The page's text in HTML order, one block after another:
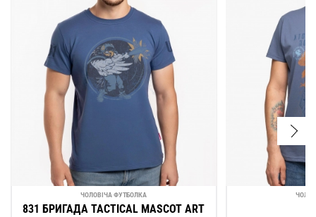
ЧОЛОВІЧА ФУТБОЛКА
831 БРИГАДА TACTICAL MASCOT ART